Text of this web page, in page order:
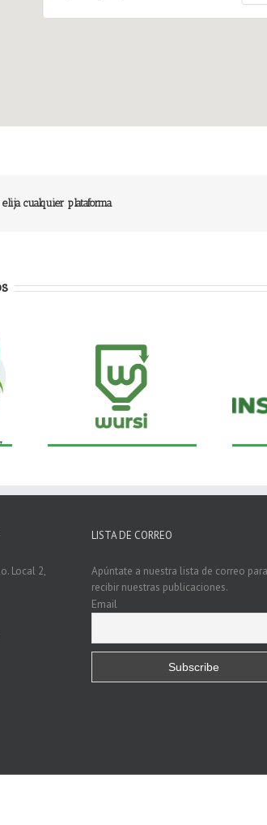
cualquier plataforma
INSERPLASA S.L.
Local 2,
LISTA DE CORREO
Apúntate a nuestra lista de correo para
recibir nuestras publicaciones.
Email